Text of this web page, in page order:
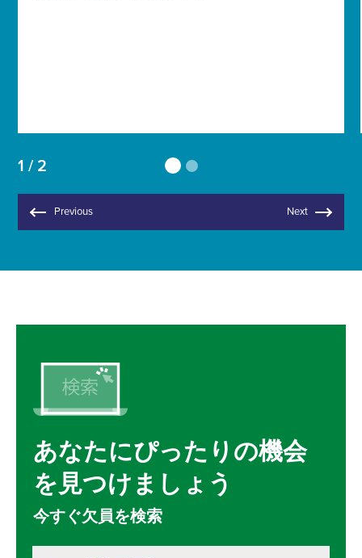
1 / 2
Previous Next
あなたにぴったりの機会
を見つけましょう
今すぐ欠員を検索